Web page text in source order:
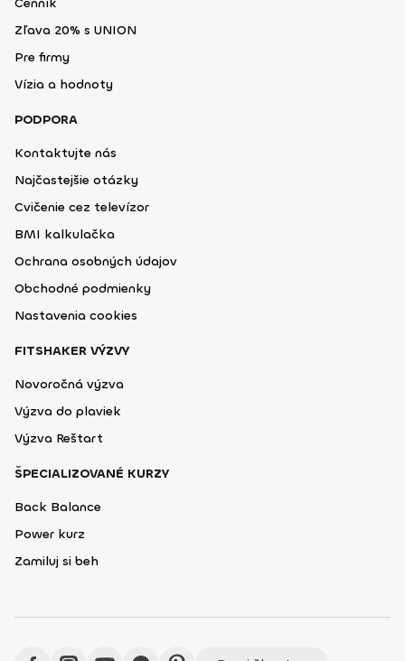
Cenník
Zľava 20% s UNION
Pre firmy
Vízia a hodnoty
PODPORA
Kontaktujte nás
Najčastejšie otázky
Cvičenie cez televízor
BMI kalkulačka
Ochrana osobných údajov
Obchodné podmienky
Nastavenia cookies
FITSHAKER VÝZVY
Novoročná výzva
Výzva do plaviek
Výzva Reštart
ŠPECIALIZOVANÉ KURZY
Back Balance
Power kurz
Zamiluj si beh